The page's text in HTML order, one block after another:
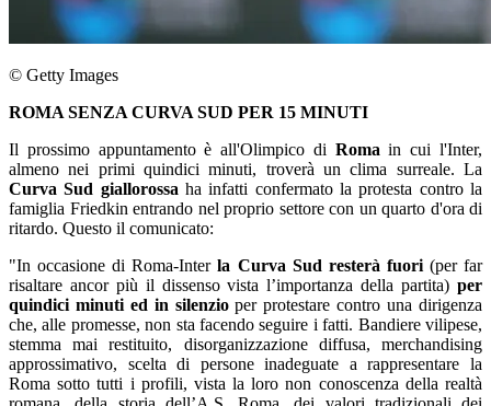
© Getty Images
ROMA SENZA CURVA SUD PER 15 MINUTI
Il prossimo appuntamento è all'Olimpico di Romain cui l'Inter,
almeno nei primi quindici minuti, troverà un clima surreale. La
Curva Sud giallorossa ha infatti confermato la protesta contro la
famiglia Friedkin entrando nel proprio settore con un quarto d'ora di
ritardo. Questo il comunicato:
"In occasione di Roma-Interla Curva Sud resterà fuori(per far
risaltare ancor più il dissenso vista l’importanza della partita) per
quindici minuti ed in silenzioper protestare contro una dirigenza
che, alle promesse, non sta facendo seguire i fatti. Bandiere vilipese,
stemma mai restituito, disorganizzazione diffusa, merchandising
approssimativo, scelta di persone inadeguate a rappresentare la
Roma sotto tutti i profili, vista la loro non conoscenza della realtà